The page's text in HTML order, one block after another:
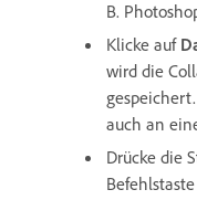
B.
Klicke auf
wird die
auch an
Drücke die